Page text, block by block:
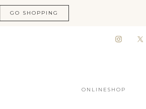
GO SHOPPING
ONLINESHOP